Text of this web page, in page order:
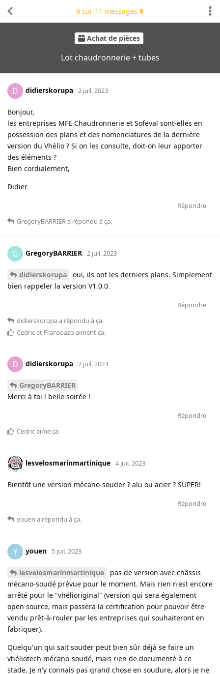
Achat de pièces
Lot chaudronnerie + tubes
9 sur 11 messages
D didierskorupa 2 juil. 2023
Bonjour,
les entreprises MFE Chaudronnerie et Sofeval sont-elles en
possession des plans et des nomenclatures de la dernière
version du Vhélio ? Si on les consulte, doit-on leur apporter
des éléments ?
Bien cordialement,
Didier
Répondre
GregoryBARRIERa répondu à ça.
G GregoryBARRIER 2 juil. 2023
didierskorupa
oui, ils ont les derniers plans. Simplement
bien rappeler la version V1.0.0.
Répondre
didierskorupaa répondu à ça.
Cedricet Fransoazo aiment ça.
D didierskorupa 2 juil. 2023
GregoryBARRIER
Merci à toi ! belle soirée !
Répondre
Cedricaime ça.
lesvelosmarinmartinique 4 juil. 2023
Bientôt une version mécano-souder ? alu ou acier ? SUPER!
Répondre
youen a répondu à ça.
Y youen 5 juil. 2023
lesvelosmarinmartinique
pas de version avec châssis
mécano-soudé prévue pour le moment. Mais rien n'est encore
arrêté pour le "vhélioriginal" (version qui sera également
open source, mais passera la certification pour pouvoir être
vendu prêt-à-rouler par les entreprises qui souhaiteront en
fabriquer).
Quelqu'un qui sait souder peut bien sûr déjà se faire un
vhéliotech mécano-soudé, mais rien de documenté à ce
stade. Je n'y connais pas grand chose en soudure, alors je ne